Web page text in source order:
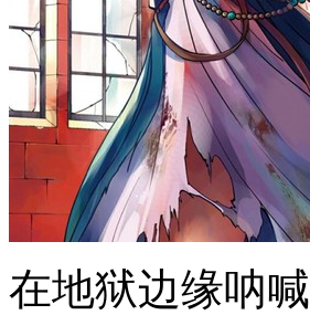
在地狱边缘呐喊